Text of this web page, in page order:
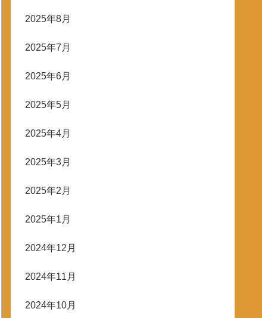
2025年8月
2025年7月
2025年6月
2025年5月
2025年4月
2025年3月
2025年2月
2025年1月
2024年12月
2024年11月
2024年10月